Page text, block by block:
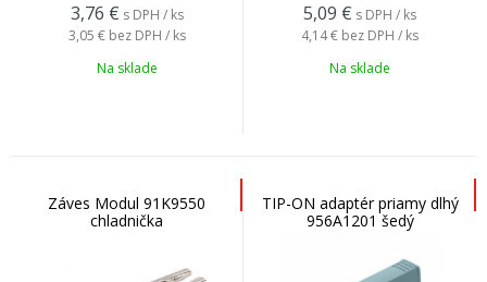
3,76 € s DPH / ks
3,05 € bez DPH / ks
Na sklade
5,09 € s DPH / ks
4,14 € bez DPH / ks
Na sklade
Záves Modul 91K9550
chladnička
TIP-ON adaptér priamy dlhý
956A1201 šedý